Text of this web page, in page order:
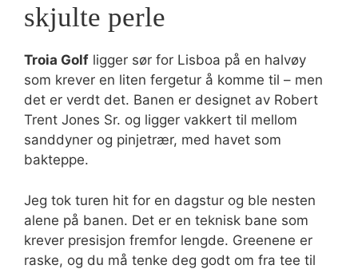
skjulte perle
Troia Golf ligger sør for Lisboa på en halvøy
som krever en liten fergetur å komme til – men
det er verdt det. Banen er designet av Robert
Trent Jones Sr. og ligger vakkert til mellom
sanddyner og pinjetrær, med havet som
bakteppe.
Jeg tok turen hit for en dagstur og ble nesten
alene på banen. Det er en teknisk bane som
krever presisjon fremfor lengde. Greenene er
raske, og du må tenke deg godt om fra tee til